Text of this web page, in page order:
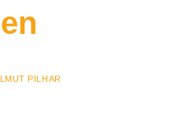
PILHAR